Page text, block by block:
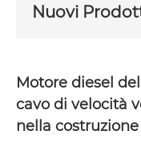
Nuovi
Motore diesel
cavo di velocità
nella